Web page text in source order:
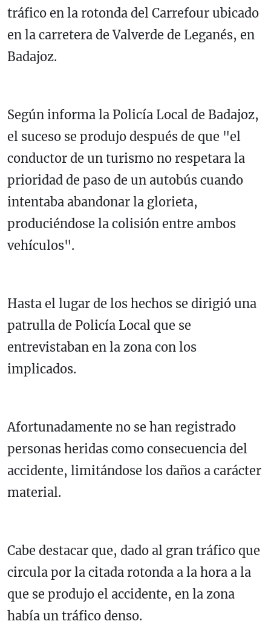
tráfico en la rotonda del Carrefour ubicado
en la carretera de Valverde de Leganés, en
Badajoz.
Según informa la Policía Local de Badajoz,
el suceso se produjo después de que "el
conductor de un turismo no respetara la
prioridad de paso de un autobús cuando
intentaba abandonar la glorieta,
produciéndose la colisión entre ambos
vehículos".
Hasta el lugar de los hechos se dirigió una
patrulla de Policía Local que se
entrevistaban en la zona con los
implicados.
Afortunadamente no se han registrado
personas heridas como consecuencia del
accidente, limitándose los daños a carácter
material.
Cabe destacar que, dado al gran tráfico que
circula por la citada rotonda a la hora a la
que se produjo el accidente, en la zona
había un tráfico denso.